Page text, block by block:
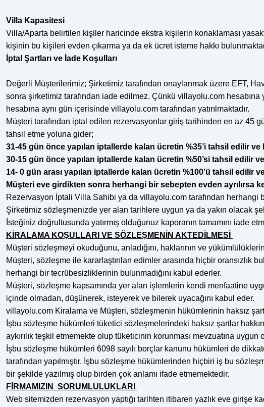
Villa Kapasitesi
Villa/Aparta belirtilen kişiler haricinde ekstra kişilerin konaklaması
kişinin bu kişileri evden çıkarma ya da ek ücret isteme hakkı
İptal Şartları ve İade Koşulları
Değerli Müşterilerimiz; Şirketimiz tarafından onaylanmak üzere EFT,
sonra şirketimiz tarafından iade edilmez. Çünkü villayolu.com
hesabına aynı gün içerisinde villayolu.com tarafından yatırılmaktadır.
Müşteri tarafından iptal edilen rezervasyonlar giriş tarihinden en az 45
tahsil etme yoluna gider;
31-45 gün önce yapılan iptallerde kalan ücretin %35’i tahsil edilir
30-15 gün önce yapılan iptallerde kalan ücretin %50’si tahsil edilir
14- 0 gün arası yapılan iptallerde kalan ücretin %100’ü tahsil edilir
Müşteri eve girdikten sonra herhangi bir sebepten evden ayrılırsa
Rezervasyon İptali Villa Sahibi ya da villayolu.com tarafından herhangi
Şirketimiz sözleşmenizde yer alan tarihlere uygun ya da yakın olacak
İsteğiniz doğrultusunda yatırmış olduğunuz kaporanın tamamını iade
KİRALAMA KOŞULLARI VE SÖZLEŞMENİN AKTEDİLMESİ
Müşteri sözleşmeyi okuduğunu, anladığını, haklarının ve
Müşteri, sözleşme ile kararlaştırılan edimler arasında hiçbir oransızlık
herhangi bir tecrübesizliklerinin bulunmadığını kabul ederler.
Müşteri, sözleşme kapsamında yer alan işlemlerin kendi menfaatine
içinde olmadan, düşünerek, isteyerek ve bilerek uyacağını kabul eder.
villayolu.com Kiralama ve Müşteri, sözleşmenin hükümlerinin haksız şart
İşbu sözleşme hükümleri tüketici sözleşmelerindeki haksız şartlar
aykırılık teşkil etmemekte olup tüketicinin korunması mevzuatına uygun
İşbu sözleşme hükümleri 6098 sayılı borçlar kanunu hükümleri de
tarafından yapılmıştır. İşbu sözleşme hükümlerinden hiçbiri iş bu
bir şekilde yazılmış olup birden çok anlamı ifade etmemektedir.
FİRMAMIZIN SORUMLULUKLARI
Web sitemizden rezervasyon yaptığı tarihten itibaren yazlık eve girişe